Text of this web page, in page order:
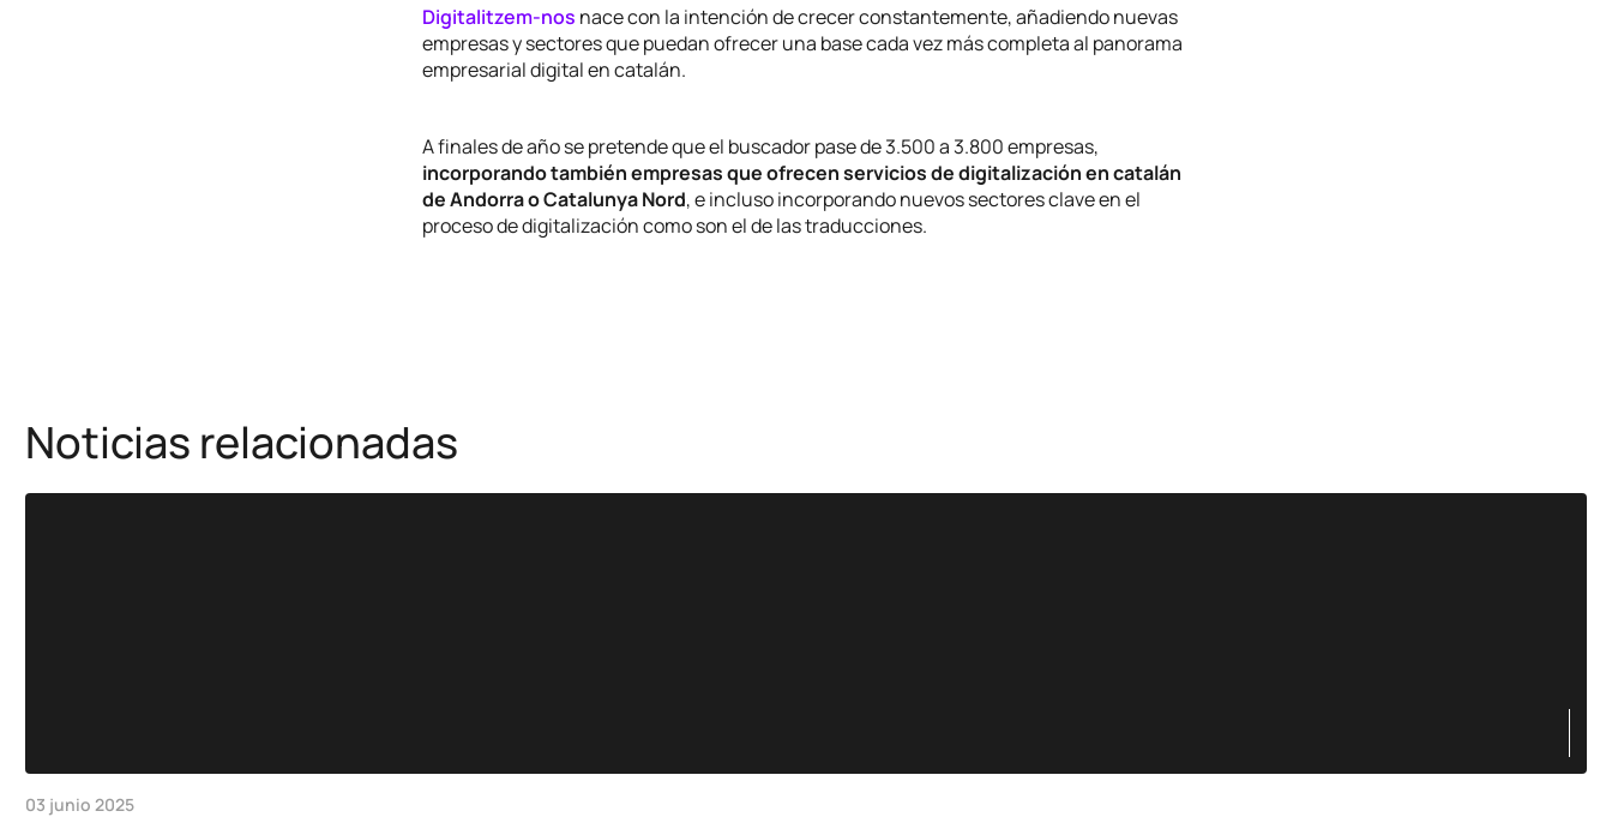
Digitalitzem-nos nace con la intención de crecer constantemente, añadiendo nuevas
empresas y sectores que puedan ofrecer una base cada vez más completa al panorama
empresarial digital en catalán.
A finales de año se pretende que el buscador pase de 3.500 a 3.800 empresas,
incorporando también empresas que ofrecen servicios de digitalización en catalán
de Andorra o Catalunya Nord, e incluso incorporando nuevos sectores clave en el
proceso de digitalización como son el de las traducciones.
Noticias relacionadas
03 junio 2025